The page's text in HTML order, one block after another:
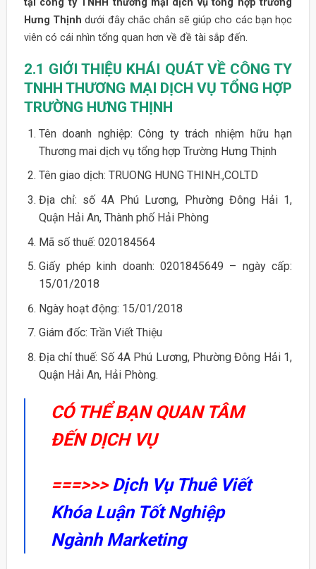
Hưng Thịnhdưới đây chắc chắn sẽ giúp cho các bạn học
viên có cái nhìn tổng quan hơn về đề tài sắp đến.
2.1 GIỚI THIỆU KHÁI QUÁT VỀ CÔNG TY
TNHH THƯƠNG MẠI DỊCH VỤ TỔNG HỢP
TRƯỜNG HƯNG THỊNH
Tên doanh nghiệp: Công ty trách nhiệm hữu hạn
Thương mai dịch vụ tổng hợp Trường Hưng Thịnh
Tên giao dịch: TRUONG HUNG THINH.,COLTD
Địa chỉ: số 4A Phú Lương, Phường Đông Hải 1,
Quận Hải An, Thành phố Hải Phòng
Mã số thuế: 020184564
Giấy phép kinh doanh: 0201845649 – ngày cấp:
15/01/2018
Ngày hoạt động: 15/01/2018
Giám đốc: Trần Viết Thiệu
Địa chỉ thuế: Số 4A Phú Lương, Phường Đông Hải 1,
Quận Hải An, Hải Phòng.
CÓ THỂ BẠN QUAN TÂM
ĐẾN DỊCH VỤ
===>>> Dịch Vụ Thuê Viết
Khóa Luận Tốt Nghiệp
Ngành Marketing